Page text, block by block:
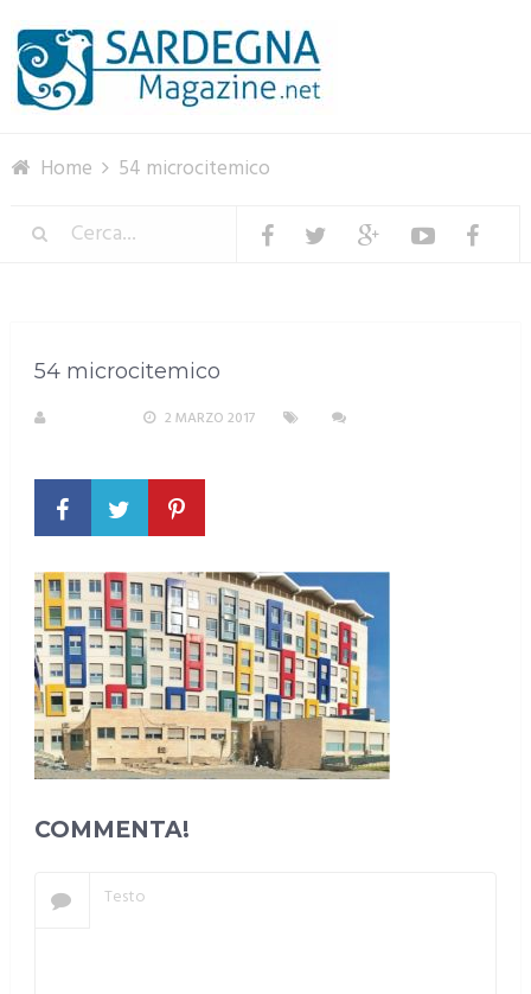
Home 54 microcitemico
54 microcitemico
2 MARZO 2017
COMMENTA!